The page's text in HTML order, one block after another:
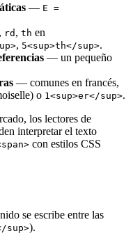
— E =
, rd , th en
, 5<sup>th</sup>.
— un pequeño
— comunes en francés,
o 1<sup>er</sup>.
los lectores de
interpretar el texto
con estilos CSS
se escribe entre las
sup>).